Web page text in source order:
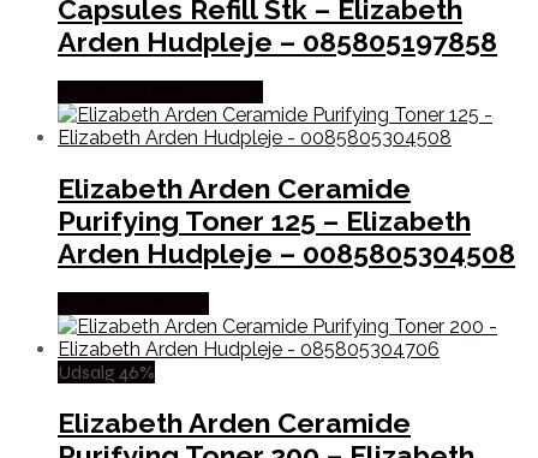
Capsules Refill Stk – Elizabeth
Arden Hudpleje – 085805197858
Elizabeth Arden Ceramide
Purifying Toner 125 – Elizabeth
Arden Hudpleje – 0085805304508
Udsalg 46%
Elizabeth Arden Ceramide